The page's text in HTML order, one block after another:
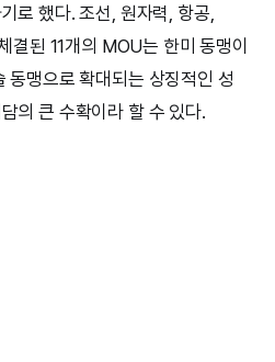
로 했다. 조선, 원자력, 항공,
결된 11개의 MOU는 한미 동맹이
동맹으로 확대되는 상징적인 성
의 큰 수확이라 할 수 있다.